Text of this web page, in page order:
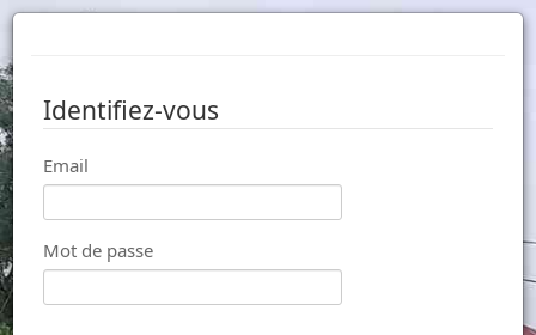
Identifiez-vous
Email
Mot de passe